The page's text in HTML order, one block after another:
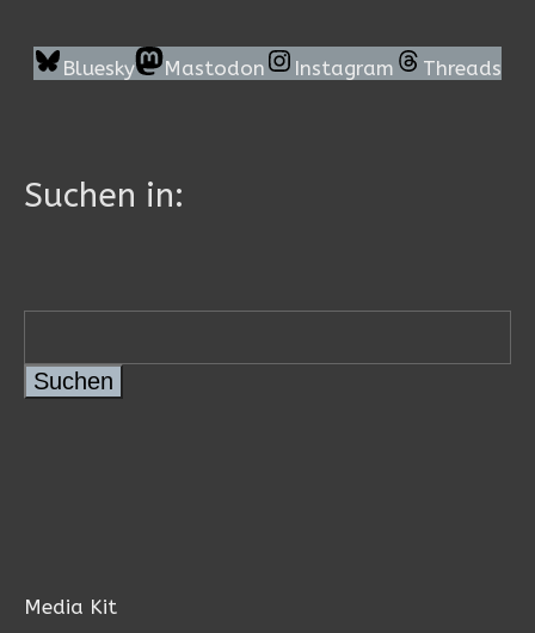
Bluesky Mastodon Instagram Threads
Suchen in:
Suchen
Media Kit